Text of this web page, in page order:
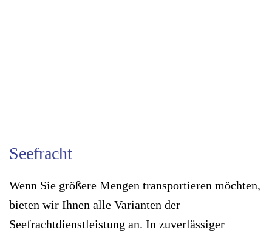
Seefracht
Wenn Sie größere Mengen transportieren möchten,
bieten wir Ihnen alle Varianten der
Seefrachtdienstleistung an. In zuverlässiger